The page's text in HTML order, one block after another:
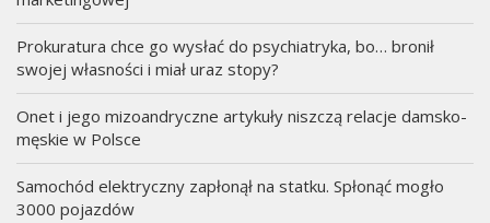
Prokuratura chce go wysłać do psychiatryka, bo… bronił
swojej własności i miał uraz stopy?
Onet i jego mizoandryczne artykuły niszczą relacje damsko-
męskie w Polsce
Samochód elektryczny zapłonął na statku. Spłonąć mogło
3000 pojazdów